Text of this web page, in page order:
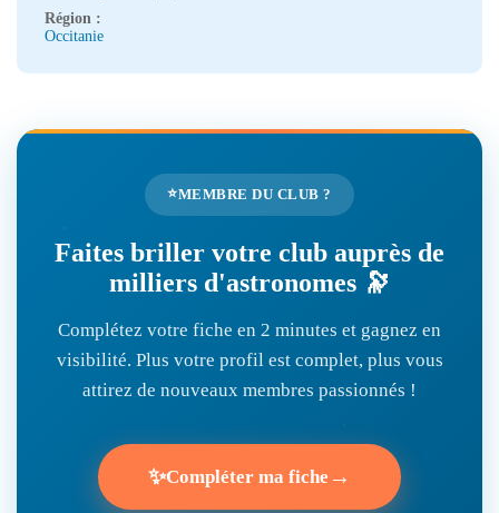
Région :
Occitanie
⭐MEMBRE DU CLUB ?
Faites briller votre club auprès de
milliers d'astronomes 🔭
Complétez votre fiche en 2 minutes et gagnez en
visibilité. Plus votre profil est complet, plus vous
attirez de nouveaux membres passionnés !
✨Compléter ma fiche →